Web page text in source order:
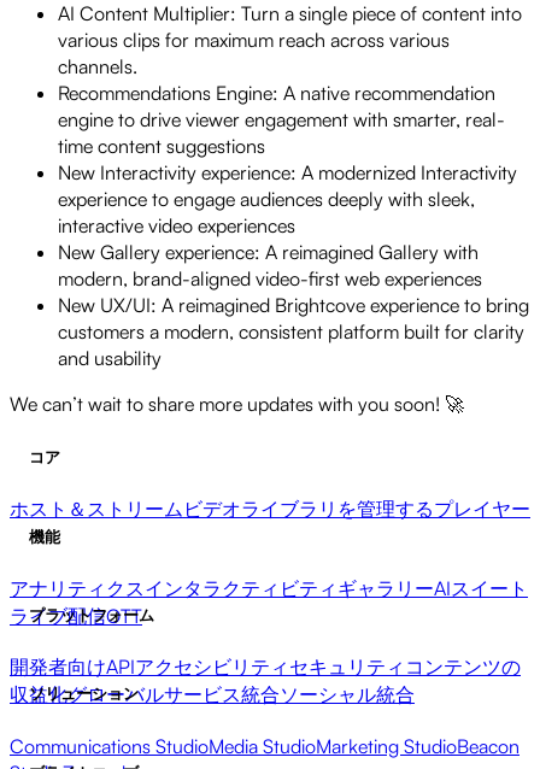
AI Content Multiplier: Turn a single piece of content into
various clips for maximum reach across various
channels.
Recommendations Engine: A native recommendation
engine to drive viewer engagement with smarter, real-
time content suggestions
New Interactivity experience: A modernized Interactivity
experience to engage audiences deeply with sleek,
interactive video experiences
New Gallery experience: A reimagined Gallery with
modern, brand-aligned video-first web experiences
New UX/UI: A reimagined Brightcove experience to bring
customers a modern, consistent platform built for clarity
and usability
We can’t wait to share more updates with you soon! 🚀
コア
ホスト＆ストリーム ビデオライブラリを管理するプレイヤー
機能
アナリティクスインタラクティビティ ギャラリーAIスイート
ライブ配信OTT
プラットフォーム
開発者向けAPIアクセシビリティ セキュリティ コンテンツの
収益化グローバルサービス統合ソーシャル統合
ソリューション
Communications StudioMedia StudioMarketing StudioBeacon